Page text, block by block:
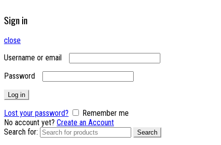
Sign in
close
Username or email
Password
Log in
Lost your password?
Remember me
No account yet? Create an Account
Search for:
Search